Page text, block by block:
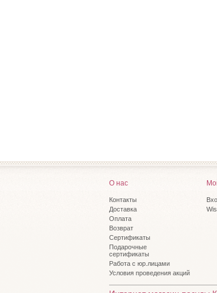
О нас
Контакты
Доставка
Оплата
Возврат
Сертификаты
Подарочные
сертификаты
Работа с юр.лицами
Условия проведения акций